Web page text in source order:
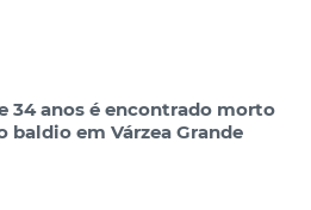
34 anos é encontrado morto
baldio em Várzea Grande